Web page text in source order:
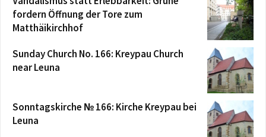
fordern Öffnung der Tore zum
Matthäikirchhof
Sunday Church No. 166: Kreypau Church
near Leuna
Sonntagskirche № 166: Kirche Kreypau bei
Leuna